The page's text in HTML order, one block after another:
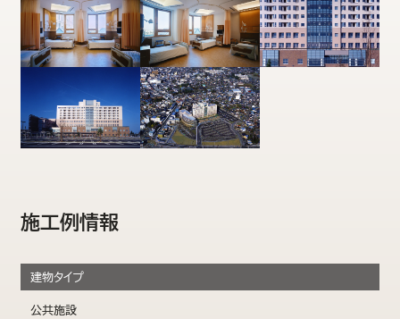
施工例情報
建物タイプ
公共施設